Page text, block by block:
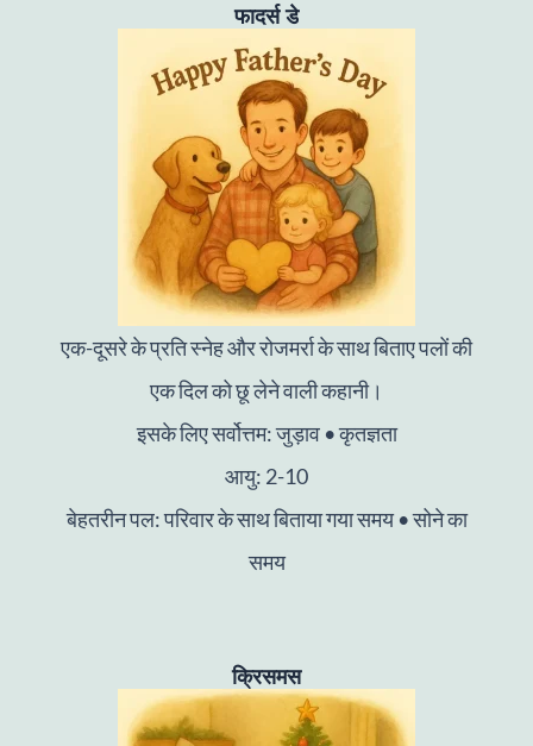
फादर्स डे
एक-दूसरे के प्रति स्नेह और रोजमर्रा के साथ बिताए पलों की
एक दिल को छू लेने वाली कहानी।
इसके लिए सर्वोत्तम: जुड़ाव • कृतज्ञता
आयु: 2-10
बेहतरीन पल: परिवार के साथ बिताया गया समय • सोने का
समय
क्रिसमस